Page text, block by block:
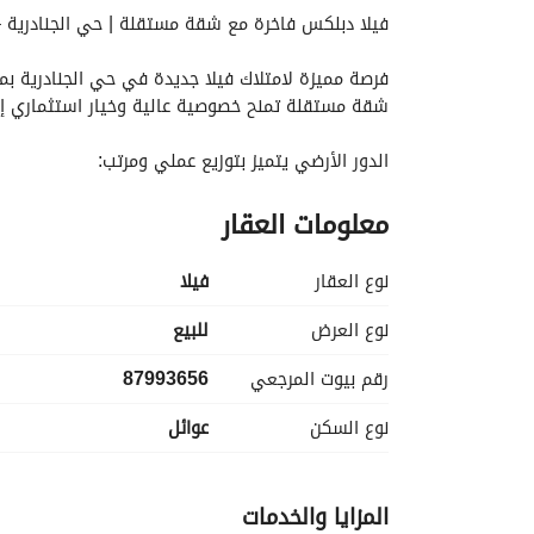
فيلا دبلكس فاخرة مع شقة مستقلة | حي
شقة مستقلة تمنح خصوصية عالية وخيار استثماري
الدور الأرضي يتميز بتوزيع عملي ومرتب:
مجلس استقبال، مقلط، صالة عائلية رحبة، مطبخ
الدور الأول
يضم 4 غرف نوم مريحة، منها 2 ماستر مع خصوصية عالية، بالإضافة إلى صالة عائلية مناسبة للاستخدام اليومي.
الملحق عبارة عن شقة مستقلة متكاملة:
مفتوحة
مناسب للسكن العائلي أو الاستثمار الإيجاري.
معلومات العقار
نوع العقار
فیلا
نوع العرض
للبيع
رقم بيوت المرجعي
87993656
نوع السكن
عوائل
المزايا والخدمات